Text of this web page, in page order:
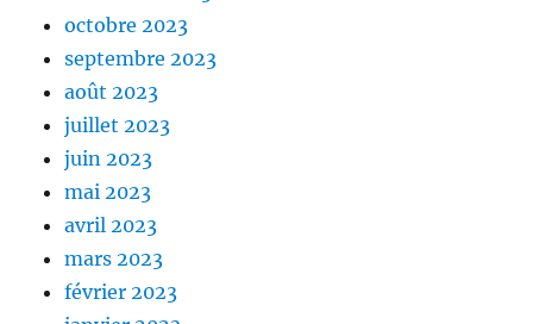
octobre 2023
septembre 2023
août 2023
juillet 2023
juin 2023
mai 2023
avril 2023
mars 2023
février 2023